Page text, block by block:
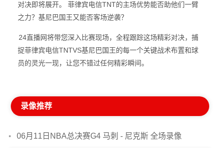
对决即将展开。 菲律宾电信TNT的主场优势能否助他们一臂
之力？基尼巴国王又能否客场逆袭？
24直播网将带您深入比赛现场，全程跟踪这场精彩对决，捕
捉菲律宾电信TNTVS基尼巴国王的每一个关键战术布置和球
员的灵光一现，让您不错过任何精彩瞬间。
录像推荐
06月11日NBA总决赛G4 马刺 - 尼克斯 全场录像